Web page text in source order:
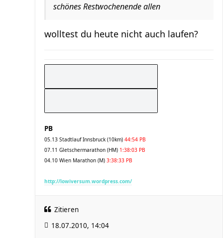
schönes Restwochenende allen
wolltest du heute nicht auch laufen?
PB
05.13 Stadtlauf Innsbruck (10km) 44:54 PB
07.11 Gletschermarathon (HM) 1:38:03 PB
04.10 Wien Marathon (M) 3:38:33 PB
http://lowiversum.wordpress.com/
Zitieren
18.07.2010, 14:04